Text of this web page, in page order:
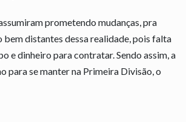
prometendo mudanças, pra
bem distantes dessa realidade, pois falta
e dinheiro para contratar. Sendo assim, a
para se manter na Primeira Divisão, o